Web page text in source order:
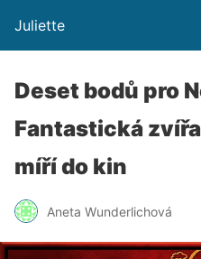
Juliette
Deset bodů pro
Fantastická
míří do kin
Aneta Wunderlichová